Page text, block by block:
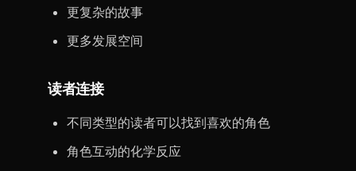
更复杂的故事
更多发展空间
读者连接
不同类型的读者可以找到喜欢的角色
角色互动的化学反应